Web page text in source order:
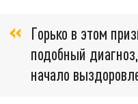
Горько в этом
подобный
начало